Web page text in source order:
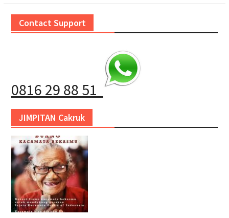
Contact Support
0816 29 88 51
JIMPITAN Cakruk